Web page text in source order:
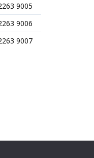
9005
9006
9007